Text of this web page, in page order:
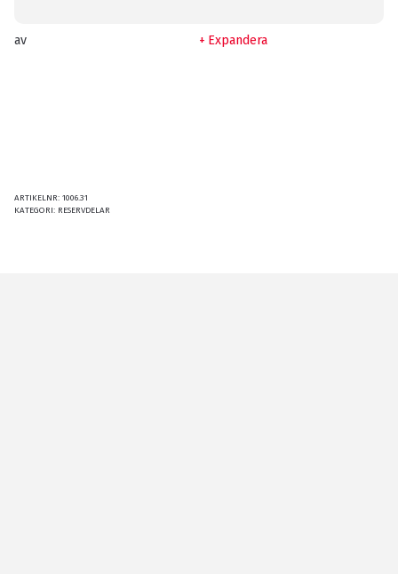
av Expandera
ARTIKELNR: 1006.31
KATEGORI: RESERVDELAR